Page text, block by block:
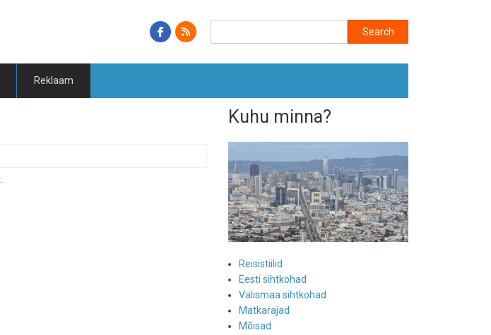
Reklaam
Kuhu minna?
Reisistiilid
Eesti sihtkohad
Välismaa sihtkohad
Matkarajad
Mõisad